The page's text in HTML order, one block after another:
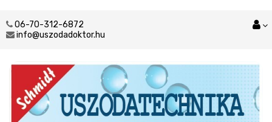
06-70-312-6872
info@uszodadoktor.hu